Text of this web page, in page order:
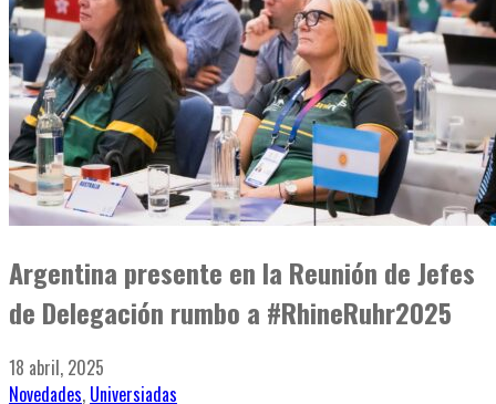
Argentina presente en la Reunión de Jefes
de Delegación rumbo a #RhineRuhr2025
18 abril, 2025
Novedades, Universiadas